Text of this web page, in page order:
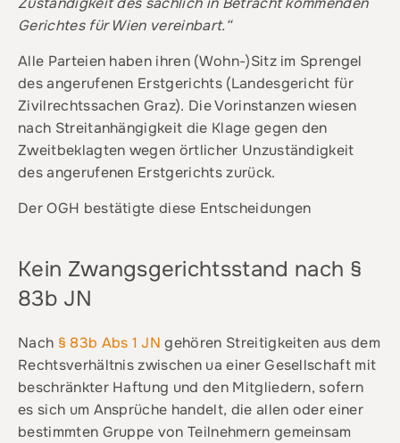
Gerichtes für Wien vereinbart.“
Alle Parteien haben ihren (Wohn-)Sitz im Sprengel
des angerufenen Erstgerichts (Landesgericht für
Zivilrechtssachen Graz). Die Vorinstanzen wiesen
nach Streitanhängigkeit die Klage gegen den
Zweitbeklagten wegen örtlicher Unzuständigkeit
des angerufenen Erstgerichts zurück.
Der OGH bestätigte diese Entscheidungen
Kein Zwangsgerichtsstand nach §
83b JN
Nach § 83b Abs 1 JN gehören Streitigkeiten aus dem
Rechtsverhältnis zwischen ua einer Gesellschaft mit
beschränkter Haftung und den Mitgliedern, sofern
es sich um Ansprüche handelt, die allen oder einer
bestimmten Gruppe von Teilnehmern gemeinsam